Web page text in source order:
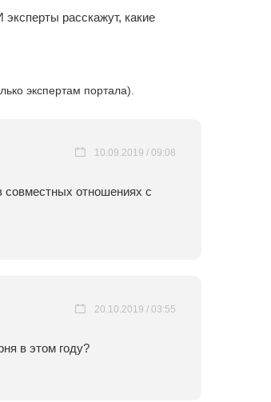
расскажут, какие
экспертам портала).
10.09.2019 / 09:08
совместных отношениях с
20.10.2019 / 03:55
в этом году?